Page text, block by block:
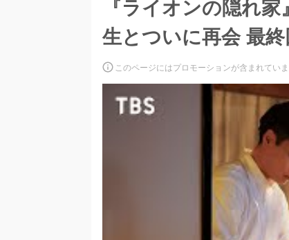
『ライオンの隠れ
生とついに再会 最
このページにはプロモーションが含まれてい